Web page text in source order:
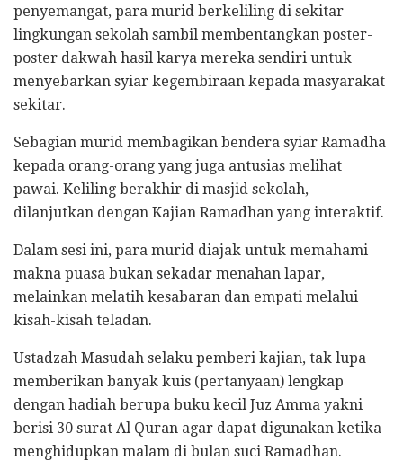
penyemangat, para murid berkeliling di sekitar
lingkungan sekolah sambil membentangkan poster-
poster dakwah hasil karya mereka sendiri untuk
menyebarkan syiar kegembiraan kepada masyarakat
sekitar.
Sebagian murid membagikan bendera syiar Ramadha
kepada orang-orang yang juga antusias melihat
pawai. Keliling berakhir di masjid sekolah,
dilanjutkan dengan Kajian Ramadhan yang interaktif.
Dalam sesi ini, para murid diajak untuk memahami
makna puasa bukan sekadar menahan lapar,
melainkan melatih kesabaran dan empati melalui
kisah-kisah teladan.
Ustadzah Masudah selaku pemberi kajian, tak lupa
memberikan banyak kuis (pertanyaan) lengkap
dengan hadiah berupa buku kecil Juz Amma yakni
berisi 30 surat Al Quran agar dapat digunakan ketika
menghidupkan malam di bulan suci Ramadhan.